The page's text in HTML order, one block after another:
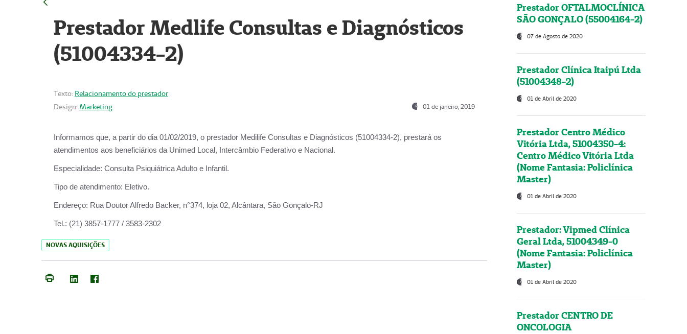
Prestador Medlife Consultas e Diagnósticos
(51004334-2)
Texto: Relacionamento do prestador
Design: Marketing 01 de janeiro, 2019
Informamos que, a partir do dia 01/02/2019, o prestador Medilife Consultas e Diagnósticos (51004334-2), prestará os
atendimentos aos beneficiários da Unimed Local, Intercâmbio Federativo e Nacional.
Especialidade: Consulta Psiquiátrica Adulto e Infantil.
Tipo de atendimento: Eletivo.
Endereço: Rua Doutor Alfredo Backer, n°374, loja 02, Alcântara, São Gonçalo-RJ
Tel.: (21) 3857-1777 / 3583-2302
NOVAS AQUISIÇÕES
Prestador OFTALMOCLÍNICA
SÃO GONÇALO (55004164-2)
07 de Agosto de 2020
Prestador Clínica Itaipú Ltda
(51004348-2)
01 de Abril de 2020
Prestador Centro Médico
Vitória Ltda, 51004350-4:
Centro Médico Vitória Ltda
(Nome Fantasia: Policlínica
Master)
01 de Abril de 2020
Prestador: Vipmed Clínica
Geral Ltda, 51004349-0
(Nome Fantasia: Policlínica
Master)
01 de Abril de 2020
Prestador CENTRO DE
ONCOLOGIA